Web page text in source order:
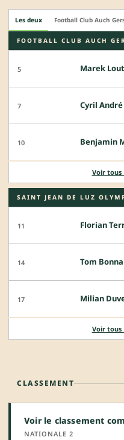
Les deux Football Club Auch
FOOTBALL CLUB AUCH
5 Marek
7 Cyril André
10 Benjamin
Voir tous
SAINT JEAN DE LUZ
11 Florian
14 Tom
17 Milian
Voir tous
CLASSEMENT
Voir le classement
NATIONALE 2